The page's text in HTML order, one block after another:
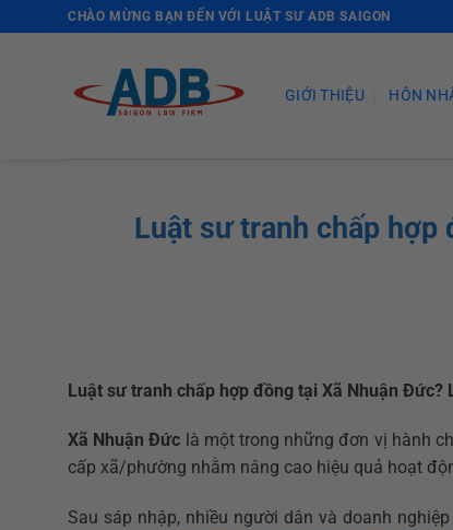
CHÀO MỪNG BẠN ĐẾN VỚI LUẬT SƯ ADB SAIGON
GIỚI THIỆU HÔN
Luật sư tranh chấp hợp
Luật sư tranh chấp hợp đồng tại Xã Nhuận Đức?
Xã Nhuận Đức là một trong những đơn vị hành
cấp xã/phường nhằm nâng cao hiệu quả hoạt
Sau sáp nhập, nhiều người dân và doanh